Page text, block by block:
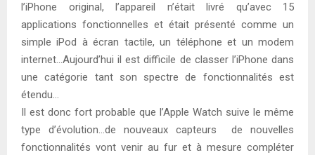
l’iPhone original, l’appareil n’était livré qu’avec 15
applications fonctionnelles et était présenté comme un
simple iPod à écran tactile, un téléphone et un modem
internet…Aujourd’hui il est difficile de classer l’iPhone dans
une catégorie tant son spectre de fonctionnalités est
étendu…
Il est donc fort probable que l’Apple Watch suive le même
type d’évolution…de nouveaux capteurs de nouvelles
fonctionnalités vont venir au fur et à mesure compléter